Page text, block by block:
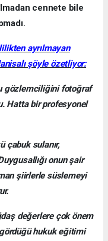
cennete bile
ayrılmayan
şöyle özetliyor:
gözlemciliğini fotoğraf
Hatta bir profesyonel
çabuk sulanır,
onun şair
şiirlerle süslemeyi
değerlere çok önem
hukuk eğitimi